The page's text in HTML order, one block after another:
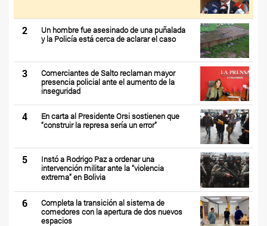
2
Un hombre fue asesinado de una puñalada
y la Policía está cerca de aclarar el caso
3
Comerciantes de Salto reclaman mayor
presencia policial ante el aumento de la
inseguridad
4
En carta al Presidente Orsi sostienen que
“construir la represa sería un error”
5
Instó a Rodrigo Paz a ordenar una
intervención militar ante la “violencia
extrema” en Bolivia
6
Completa la transición al sistema de
comedores con la apertura de dos nuevos
espacios